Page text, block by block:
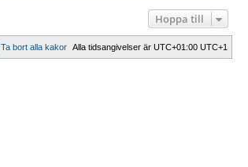
Hoppa till
Alla tidsangivelser är UTC+01:00 UTC+1
Ta bort alla kakor